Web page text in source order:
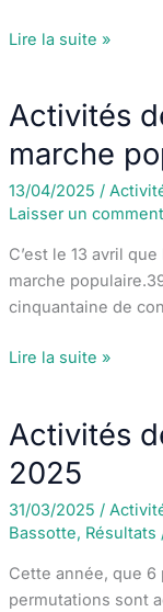
Activités
:
Orientation
« open »
Lire la suite »
Activités
marche
13/04/2025 /
Laisser un
C’est le 13 avril
marche
cinquantaine de
Activités
marche
populaire
Lire la suite »
Activités
2025
31/03/2025 /
Bassotte, Résultats
Cette année, que 6
permutations sont